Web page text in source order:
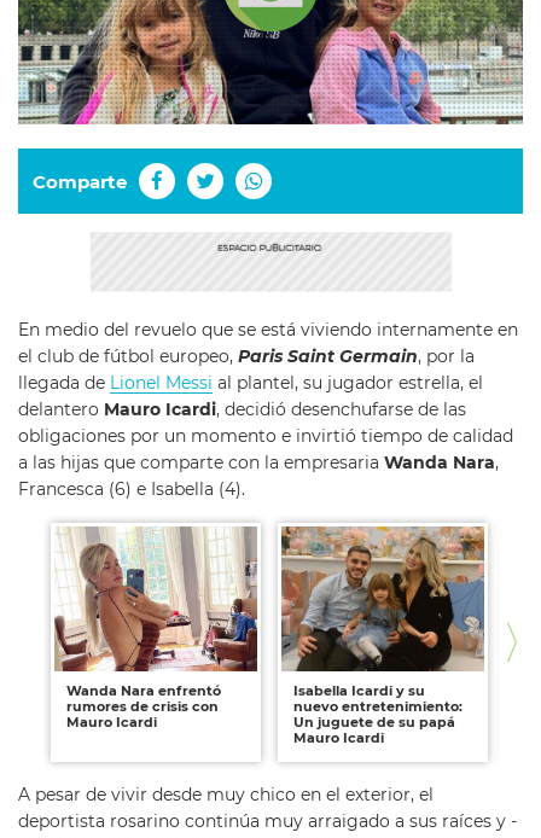
Comparte
En medio del revuelo que se está viviendo internamente en
el club de fútbol europeo, Paris Saint Germain, por la
llegada de
Lionel Messi al plantel, su jugador estrella, el
delantero Mauro Icardi, decidió desenchufarse de las
obligaciones por un momento e invirtió tiempo de calidad
a las hijas que comparte con la empresaria Wanda Nara,
Francesca (6) e Isabella (4).
Wanda Nara enfrentó
rumores de crisis con
Mauro Icardi
Isabella Icardi y su
nuevo entretenimiento:
Un juguete de su papá
Mauro Icardi
A pesar de vivir desde muy chico en el exterior, el
deportista rosarino continúa muy arraigado a sus raíces y -